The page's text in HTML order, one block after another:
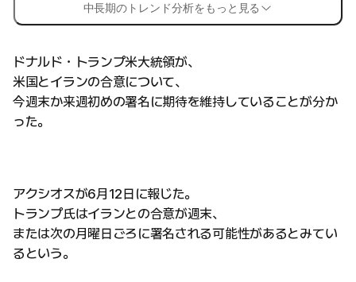
中長期のトレンド分析をもっと見る
ドナルド・トランプ米大統領が、
米国とイランの合意について、
今週末か来週初めの署名に期待を維持していることが分か
った。
アクシオスが6月12日に報じた。
トランプ氏はイランとの合意が週末、
または次の月曜日ごろに署名される可能性があるとみてい
るという。